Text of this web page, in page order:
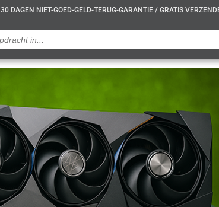
30 DAGEN NIET-GOED-GELD-TERUG-GARANTIE / GRATIS